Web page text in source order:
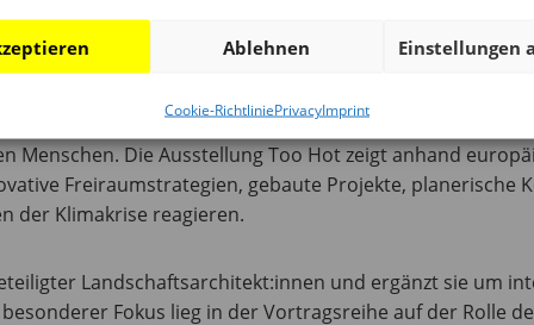
Ablehnen Einstellungen
Cookie-RichtliniePrivacyImprint
Städte, neue Wege“ im Deutschen Architekturmuseum
klimaangepasste Freiraumplanung zum bdla
Hitzebelastung, längerer Trockenperioden,
Freiräume für die Resilienz unserer Städte
Sie beeinflussen Mikroklima, Wasserhaushalt,
Die Ausstellung Too Hot zeigt anhand
Freiraumstrategien, gebaute Projekte, planerische
der Klimakrise reagieren.
Landschaftsarchitekt:innen und ergänzt sie um
Fokus lieg in der Vortragsreihe auf der Rolle